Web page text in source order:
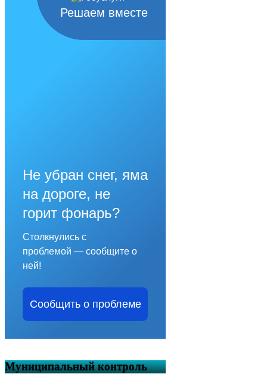
Решаем вместе
Не убран снег, яма
на дороге, не
горит фонарь?
Столкнулись с
проблемой — сообщите о
ней!
Сообщить о проблеме
Муниципальный контроль